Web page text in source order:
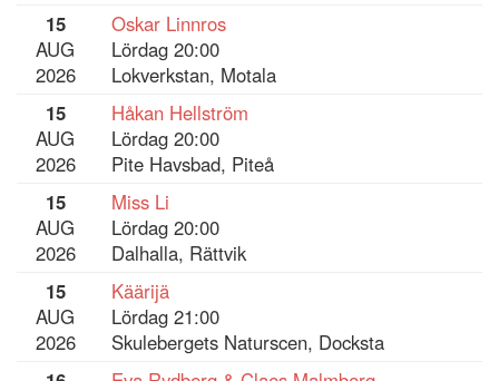
15
AUG
2026
Oskar Linnros
Lördag 20:00
Lokverkstan, Motala
15
AUG
2026
Håkan Hellström
Lördag 20:00
Pite Havsbad, Piteå
15
AUG
2026
Miss Li
Lördag 20:00
Dalhalla, Rättvik
15
AUG
2026
Käärijä
Lördag 21:00
Skulebergets Naturscen, Docksta